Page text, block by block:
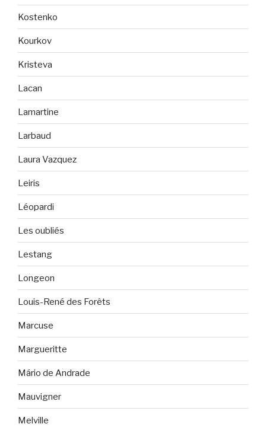
Kostenko
Kourkov
Kristeva
Lacan
Lamartine
Larbaud
Laura Vazquez
Leiris
Léopardi
Les oubliés
Lestang
Longeon
Louis-René des Forêts
Marcuse
Margueritte
Mário de Andrade
Mauvigner
Melville